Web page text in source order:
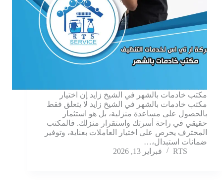
مكتب خادمات بالشهر في الشيخ زايد إن اختيار
مكتب خادمات بالشهر في الشيخ زايد لا يتعلق فقط
بالحصول على مساعدة منزلية، بل هو استثمار
حقيقي في راحة أسرتك واستقرار منزلك. فالمكتب
المحترف يحرص على اختيار العاملات بعناية، وتوفير
ضمانات استبدال،…
RTS
فبراير 13, 2026